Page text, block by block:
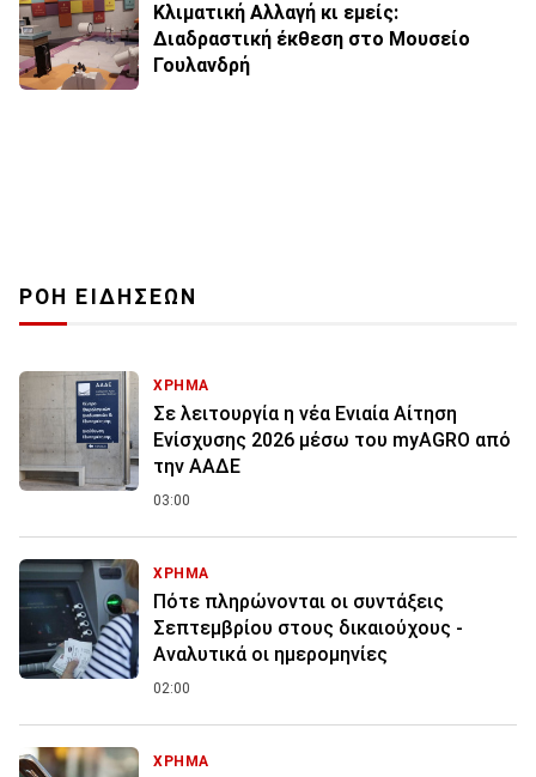
Κλιματική Αλλαγή κι εμείς:
Διαδραστική έκθεση στο Μουσείο
Γουλανδρή
ΡΟΗ ΕΙΔΗΣΕΩΝ
ΧΡΗΜΑ
Σε λειτουργία η νέα Ενιαία Αίτηση
Ενίσχυσης 2026 μέσω του myAGRO από
την ΑΑΔΕ
03:00
ΧΡΗΜΑ
Πότε πληρώνονται οι συντάξεις
Σεπτεμβρίου στους δικαιούχους -
Αναλυτικά οι ημερομηνίες
02:00
ΧΡΗΜΑ